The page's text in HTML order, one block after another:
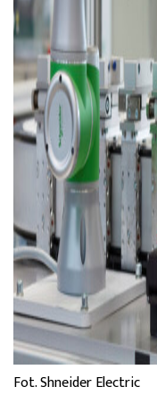
Fot. Shneider Electric